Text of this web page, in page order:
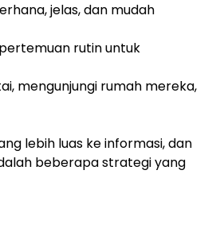
jelas, dan mudah
rutin untuk
mengunjungi rumah mereka,
lebih luas ke informasi, dan
beberapa strategi yang